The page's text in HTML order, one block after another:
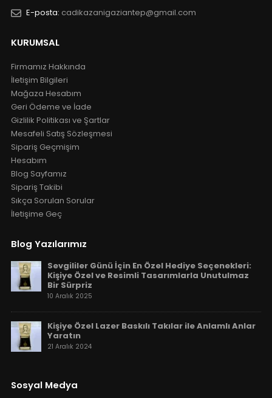
E-posta: cadikazanigaziantep@gmail.com
KURUMSAL
Firmamız Hakkında
İletişim Bilgileri
Mağaza Hesabım
Geri Ödeme ve İade
Gizlilik Politikası ve Şartlar
Mesafeli Satış Sözleşmesi
Sipariş Geçmişim
Hesabım
Blog Sayfamız
Sipariş Takibi
Sıkça Sorulan Sorular
İletişime Geç
Blog Yazılarımız
Sevgililer Günü İçin En Özel Hediye Seçenekleri:
Kişiye Özel ve Resimli Tasarımlarla Unutulmaz
Bir Sürpriz
10 Aralık 2025
Kişiye Özel Lazer Baskılı Takılar ile Anlamlı Anlar
Yaratın
21 Aralık 2024
Sosyal Medya